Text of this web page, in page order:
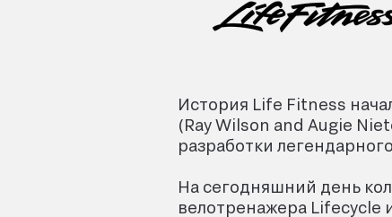
История Life Fitness
(Ray Wilson and Augie
разработки
На сегодняшний день
велотренажера Lifecycle